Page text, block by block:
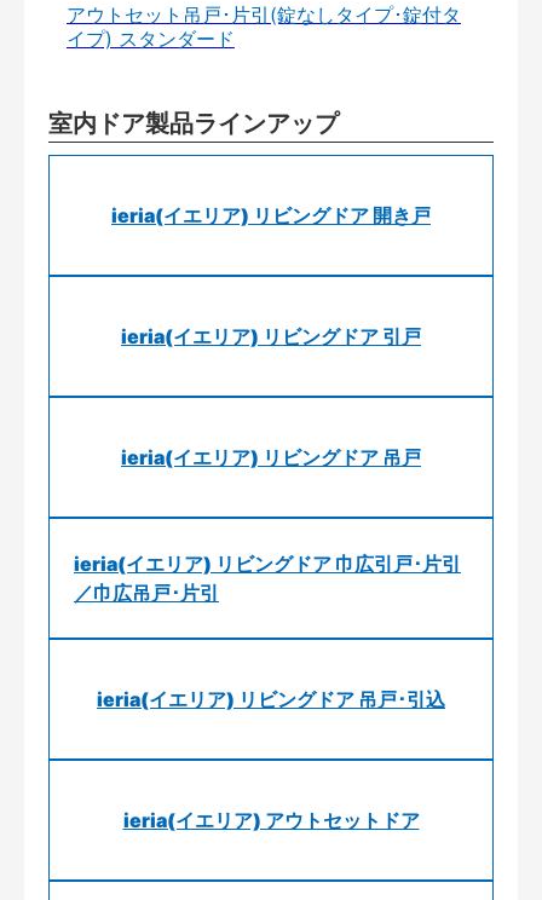
アウトセット吊戸･片引(錠なしタイプ･錠付タ
イプ) スタンダード
室内ドア製品ラインアップ
ieria(イエリア) リビングドア 開き戸
ieria(イエリア) リビングドア 引戸
ieria(イエリア) リビングドア 吊戸
ieria(イエリア) リビングドア 巾広引戸･片引
／巾広吊戸･片引
ieria(イエリア) リビングドア 吊戸･引込
ieria(イエリア) アウトセットドア